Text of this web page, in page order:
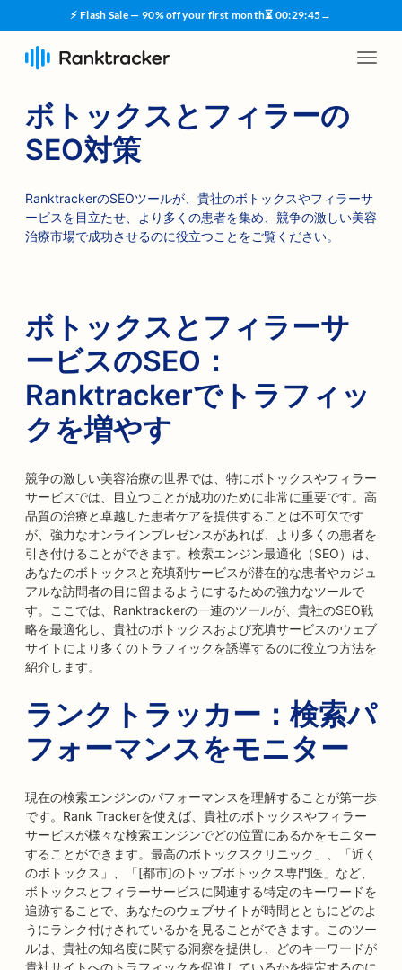
⚡ Flash Sale — 90% off your first month⏳ 00:29:45→
ボトックスとフィラーの
SEO対策
RanktrackerのSEOツールが、貴社のボトックスやフィラーサ
ービスを目立たせ、より多くの患者を集め、競争の激しい美容
治療市場で成功させるのに役立つことをご覧ください。
ボトックスとフィラーサ
ービスのSEO：
Ranktrackerでトラフィッ
クを増やす
競争の激しい美容治療の世界では、特にボトックスやフィラー
サービスでは、目立つことが成功のために非常に重要です。高
品質の治療と卓越した患者ケアを提供することは不可欠です
が、強力なオンラインプレゼンスがあれば、より多くの患者を
引き付けることができます。検索エンジン最適化（SEO）は、
あなたのボトックスと充填剤サービスが潜在的な患者やカジュ
アルな訪問者の目に留まるようにするための強力なツールで
す。ここでは、Ranktrackerの一連のツールが、貴社のSEO戦
略を最適化し、貴社のボトックスおよび充填サービスのウェブ
サイトにより多くのトラフィックを誘導するのに役立つ方法を
紹介します。
ランクトラッカー：検索パ
フォーマンスをモニター
現在の検索エンジンのパフォーマンスを理解することが第一歩
です。Rank Trackerを使えば、貴社のボトックスやフィラー
サービスが様々な検索エンジンでどの位置にあるかをモニター
することができます。最高のボトックスクリニック」、「近く
のボトックス」、「[都市]のトップボトックス専門医」など、
ボトックスとフィラーサービスに関連する特定のキーワードを
追跡することで、あなたのウェブサイトが時間とともにどのよ
うにランク付けされているかを見ることができます。このツー
ルは、貴社の知名度に関する洞察を提供し、どのキーワードが
貴社サイトへのトラフィックを促進しているかを特定するのに